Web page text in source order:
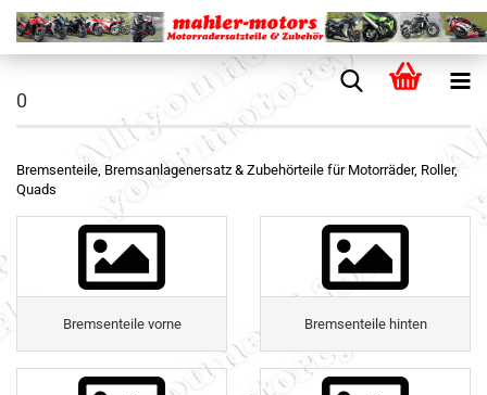
0
Bremsenteile, Bremsanlagenersatz & Zubehörteile für Motorräder, Roller,
Quads
Bremsenteile vorne Bremsenteile hinten